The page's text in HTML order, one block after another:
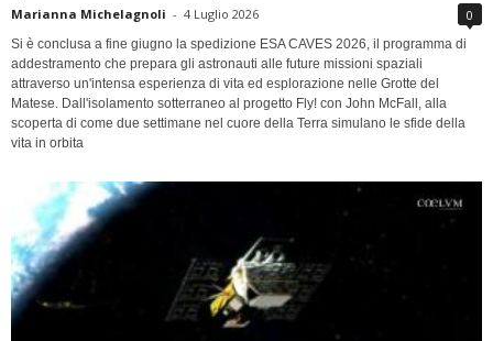
Marianna Michelagnoli - 4 Luglio 2026 0
Si è conclusa a fine giugno la spedizione ESA CAVES 2026, il programma di
addestramento che prepara gli astronauti alle future missioni spaziali
attraverso un'intensa esperienza di vita ed esplorazione nelle Grotte del
Matese. Dall'isolamento sotterraneo al progetto Fly! con John McFall, alla
scoperta di come due settimane nel cuore della Terra simulano le sfide della
vita in orbita